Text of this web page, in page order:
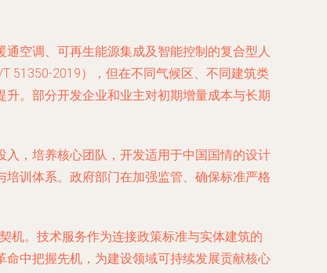
空调、可再生能源集成及智能控制的复合型人
51350-2019），但在不同气候区、不同建筑类
。部分开发企业和业主对初期增量成本与长期
，培养核心团队，开发适用于中国国情的设计
训体系。政府部门在加强监管、确保标准严格
机。技术服务作为连接政策标准与实体建筑的
中把握先机，为建设领域可持续发展贡献核心